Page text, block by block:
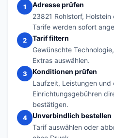
1
Adresse prüfen
23821 Rohlstorf,
Tarife werden sofort
2
Tarif filtern
Gewünschte
Extras auswählen.
3
Konditionen prüfen
Laufzeit, Leistungen und
Einrichtungsgebühren
bestätigen.
4
Unverbindlich bestellen
Tarif auswählen oder